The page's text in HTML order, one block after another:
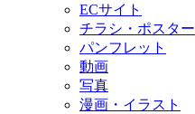
ECサイト
チラシ・ポスター
パンフレット
動画
写真
漫画・イラスト